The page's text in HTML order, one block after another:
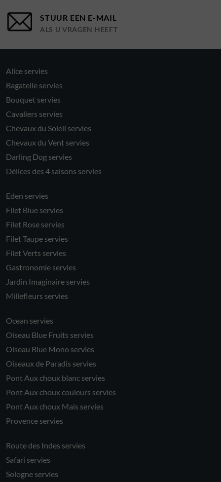
STUUR EEN E-MAIL
ALS U VRAGEN HEEFT
Alice servies
Bagatelle servies
Bouquet servies
Cavaliers servies
Chevaux du Soleil servies
Chevaux du Vent servies
Darling Dog servies
Délices des 4 saisons servies
Eden servies
Filet Blue servies
Filet Rose servies
Filet Taupe servies
Filet Verts servies
Gastronomie servies
Jardin Imaginaire servies
Millefleurs servies
Ocean servies
Oiseau Blue Fruits servies
Oiseau Blue Mono servies
Oiseaux de Paradis servies
Pont Aux choux blanc servies
Pont Aux choux couleurs servies
Pont Aux choux Mais servies
Provence servies
Route des Indes servies
Safari servies
Sologne servies